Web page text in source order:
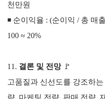
천만원
◾ 순이익율 : (순이익 / 총 매
100 ≈ 20%
11. 결론 및 전망 🚩
고품질과 신선도를 강조하